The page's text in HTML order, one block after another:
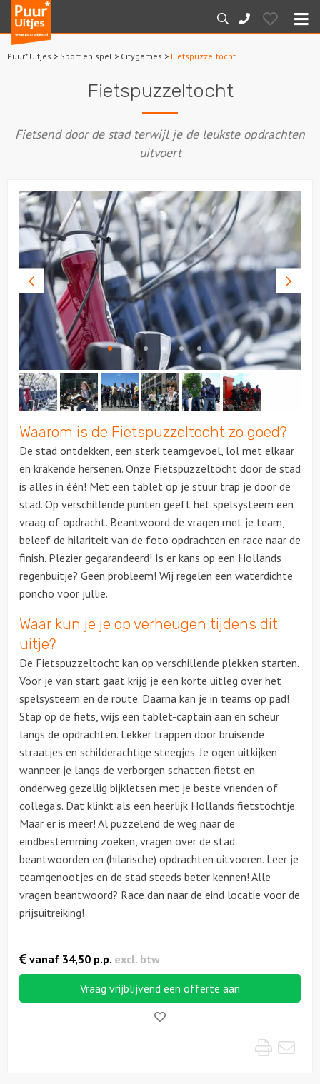
Puur*
Uitjes
Zoeken
088-
7887000
Hearts
Arrangementen
Dagarrangementen
Varen
Boottochten
Losse boothuur
Sport en spel
Citygames
Quizzen en spellen
Speurtochten
Sportieve activiteiten
Dinerspellen
Workshops
Creatieve workshops
Ludieke workshops
Muzikale workshops
Online workshops
Teamtrainingen
Proeverijen
Rondleidingen
Wandelingen
Segwaytours
Solextours
Puur* Uitjes > Sport en spel > Citygames > Fietspuzzeltocht
Fietspuzzeltocht
Fietsend door de stad terwijl je de leukste opdrachten
uitvoert
Vorige
foto
foto
Waarom is de Fietspuzzeltocht zo goed?
De stad ontdekken, een sterk teamgevoel, lol met elkaar
en krakende hersenen. Onze Fietspuzzeltocht door de stad
is alles in één! Met een tablet op je stuur trap je door de
stad. Op verschillende punten geeft het spelsysteem een
vraag of opdracht. Beantwoord de vragen met je team,
beleef de hilariteit van de foto opdrachten en race naar de
finish. Plezier gegarandeerd! Is er kans op een Hollands
regenbuitje? Geen probleem! Wij regelen een waterdichte
poncho voor jullie.
Waar kun je je op verheugen tijdens dit
uitje?
De Fietspuzzeltocht kan op verschillende plekken starten.
Voor je van start gaat krijg je een korte uitleg over het
spelsysteem en de route. Daarna kan je in teams op pad!
Stap op de fiets, wijs een tablet-captain aan en scheur
langs de opdrachten. Lekker trappen door bruisende
straatjes en schilderachtige steegjes. Je ogen uitkijken
wanneer je langs de verborgen schatten fietst en
onderweg gezellig bijkletsen met je beste vrienden of
collega’s. Dat klinkt als een heerlijk Hollands fietstochtje.
Maar er is meer! Al puzzelend de weg naar de
eindbestemming zoeken, vragen over de stad
beantwoorden en (hilarische) opdrachten uitvoeren. Leer je
teamgenootjes en de stad steeds beter kennen! Alle
vragen beantwoord? Race dan naar de eind locatie voor de
prijsuitreiking!
Vraag vrijblijvend een offerte aan
Like!
vanaf 34,50 p.p. excl. btw
Print